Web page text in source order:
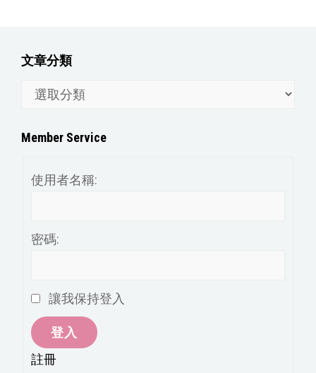
文章分類
分
Member Service
使用者名稱:
密碼:
讓我保持登入
登入
註冊